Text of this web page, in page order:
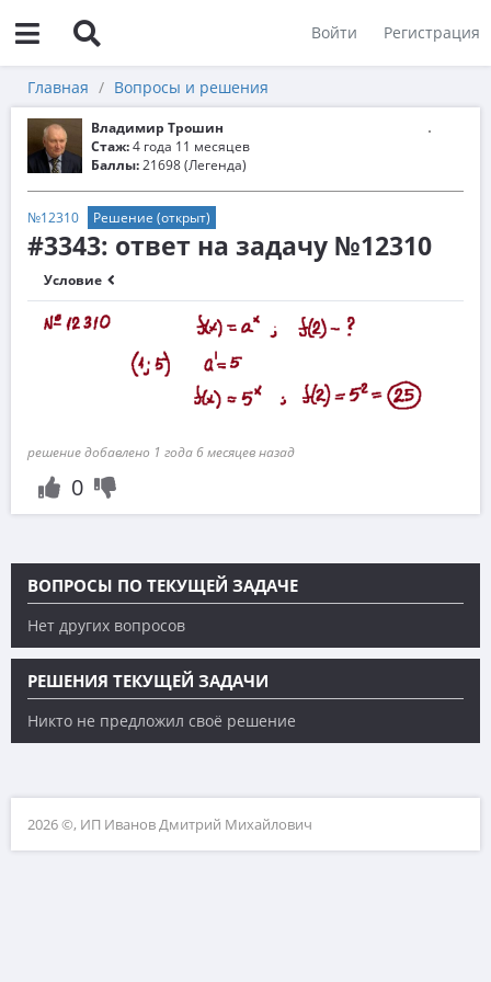
Войти Регистрация
Главная Вопросы и решения
Владимир Трошин
Стаж:4 года 11 месяцев
Баллы:21698 (Легенда)
№12310 Решение (открыт)
#3343: ответ на задачу №12310
Условие
решение добавлено 1 года 6 месяцев назад
0
ВОПРОСЫ ПО ТЕКУЩЕЙ ЗАДАЧЕ
Нет других вопросов
РЕШЕНИЯ ТЕКУЩЕЙ ЗАДАЧИ
Никто не предложил своё решение
2026 ©, ИП Иванов Дмитрий Михайлович